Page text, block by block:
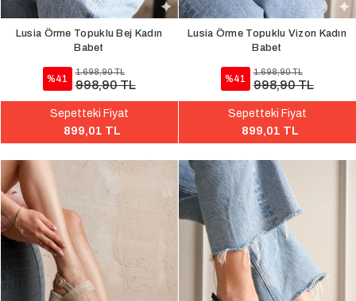
Lusia Örme Topuklu Bej Kadın
Babet
%41
1.698,90 TL
998,90 TL
Sepetteki Fiyat
899,01 TL
Lusia Örme Topuklu Vizon Kadın
Babet
%41
1.698,90 TL
998,90 TL
Sepetteki Fiyat
899,01 TL